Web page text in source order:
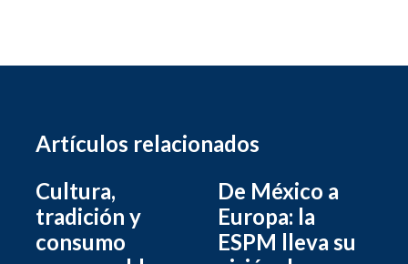
Artículos relacionados
Cultura,
tradición y
consumo
De México a
Europa: la
ESPM lleva su